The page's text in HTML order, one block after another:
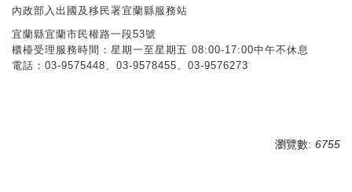
內政部入出國及移民署宜蘭縣服務站
宜蘭縣宜蘭市民權路一段53號
櫃檯受理服務時間：星期一至星期五 08:00-17:00中午不休息
電話：03-9575448、03-9578455、03-9576273
瀏覽數: 6755